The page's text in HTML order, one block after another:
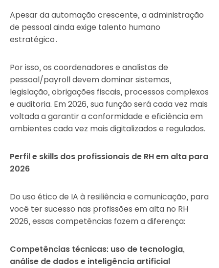
Apesar da automação crescente, a administração
de pessoal ainda exige talento humano
estratégico .
Por isso, os coordenadores e analistas de
pessoal/payroll devem dominar sistemas,
legislação, obrigações fiscais, processos complexos
e auditoria. Em 2026, sua função será cada vez mais
voltada a garantir a conformidade e eficiência em
ambientes cada vez mais digitalizados e regulados.
Perfil e skills dos profissionais de RH em alta para
2026
Do uso ético de IA à resiliência e comunicação, para
você ter sucesso nas profissões em alta no RH
2026, essas competências fazem a diferença:
Competências técnicas: uso de tecnologia,
análise de dados e inteligência artificial